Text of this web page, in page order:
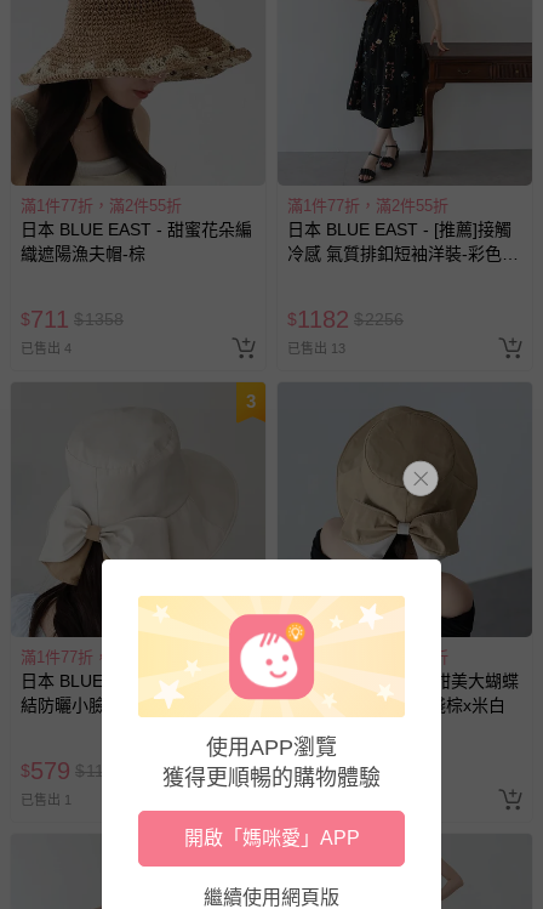
滿1件77折，滿2件55折
日本 BLUE EAST - 甜蜜花朵編
織遮陽漁夫帽-棕
$711 $1358
已售出 4
滿1件77折，滿2件55折
日本 BLUE EAST - [推薦]接觸
冷感 氣質排釦短袖洋裝-彩色花
$1182 $2256
已售出 13
3
滿1件77折，滿2件55折
日本 BLUE EAST - 甜美大蝴蝶
結防曬小臉遮陽帽-米白x棕
$579 $1106
已售出 1
滿1件77折，滿2件55折
日本 BLUE EAST - 甜美大蝴蝶
結防曬小臉遮陽帽-淺棕x米白
$579 $1106
使用APP瀏覽
獲得更順暢的購物體驗
開啟「媽咪愛」APP
繼續使用網頁版